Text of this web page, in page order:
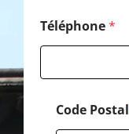
Téléphone*
Code Postal